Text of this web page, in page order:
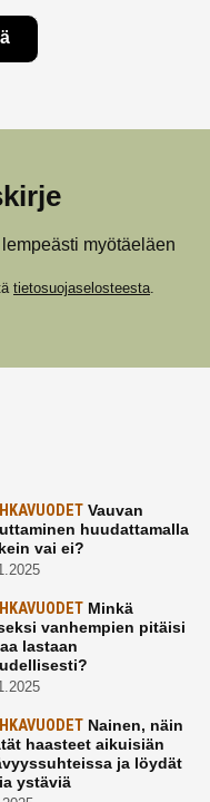
myötäeläen
tietosuojaselosteesta.
Vauvan
huudattamalla
vai ei?
Minkä
vanhempien pitäisi
lastaan
Nainen, näin
haasteet aikuisiän
ja löydät
ystäviä